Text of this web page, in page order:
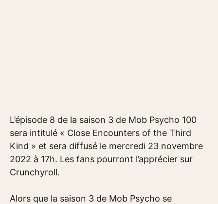
L’épisode 8 de la saison 3 de Mob Psycho 100
sera intitulé « Close Encounters of the Third
Kind » et sera diffusé le mercredi 23 novembre
2022 à 17h. Les fans pourront l’apprécier sur
Crunchyroll.
Alors que la saison 3 de Mob Psycho se